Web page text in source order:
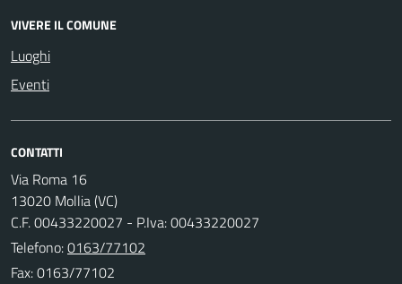
VIVERE IL COMUNE
Luoghi
Eventi
CONTATTI
Via Roma 16
13020 Mollia (VC)
C.F. 00433220027 - P.Iva: 00433220027
Telefono:0163/77102
Fax: 0163/77102